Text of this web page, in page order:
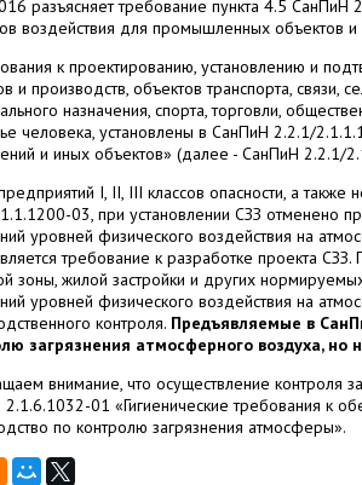
разъясняет требование пункта 4.5
воздействия для промышленных объектов и
к проектированию, установлению и
и производств, объектов транспорта, связи,
назначения, спорта, торговли,
человека, установлены в СанПиН 2.2.1/
и иных объектов» (далее - СанПиН 2.2.1/
I, II, III классов опасности, а
03, при установлении СЗЗ отменено
уровней физического воздействия на
требование к разработке проекта
зоны, жилой застройки и других
уровней физического воздействия на
контроля. Предъявляемые в
загрязнения атмосферного воздуха, но
внимание, что осуществление контроля
01 «Гигиенические требования к
по контролю загрязнения атмосферы».